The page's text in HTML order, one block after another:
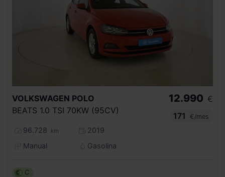
VOLKSWAGEN POLO
BEATS 1.0 TSI 70KW (95CV)
96.728 km
2019
Manual
Gasolina
12.990 €
171
€/mes
C